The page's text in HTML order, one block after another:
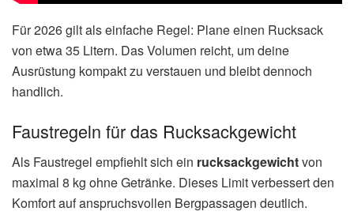
Für 2026 gilt als einfache Regel: Plane einen Rucksack
von etwa 35 Litern. Das Volumen reicht, um deine
Ausrüstung kompakt zu verstauen und bleibt dennoch
handlich.
Faustregeln für das Rucksackgewicht
Als Faustregel empfiehlt sich ein rucksackgewichtvon
maximal 8 kg ohne Getränke. Dieses Limit verbessert den
Komfort auf anspruchsvollen Bergpassagen deutlich.